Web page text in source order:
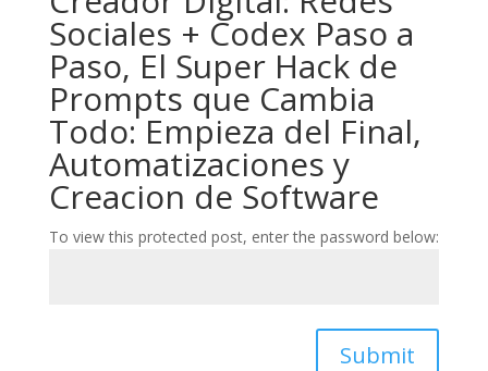
Sociales + Codex Paso a
Paso, El Super Hack de
Prompts que Cambia
Todo: Empieza del Final,
Automatizaciones y
Creacion de Software
To view this protected post, enter the password below:
Submit